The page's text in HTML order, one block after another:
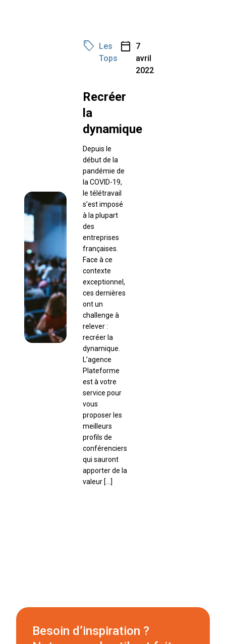
sell Les
Tops
calendar_today
7
avril
2022
Recréer
la
dynamique
Depuis le
début de la
pandémie de
la COVID-19,
le télétravail
s’est imposé
à la plupart
des
entreprises
françaises.
Face à ce
contexte
exceptionnel,
ces dernières
ont un
challenge à
relever :
recréer la
dynamique.
L’agence
Plateforme
est à votre
service pour
vous
proposer les
meilleurs
profils de
conférenciers
qui sauront
apporter de la
valeur […]
Besoin d’inspiration ?